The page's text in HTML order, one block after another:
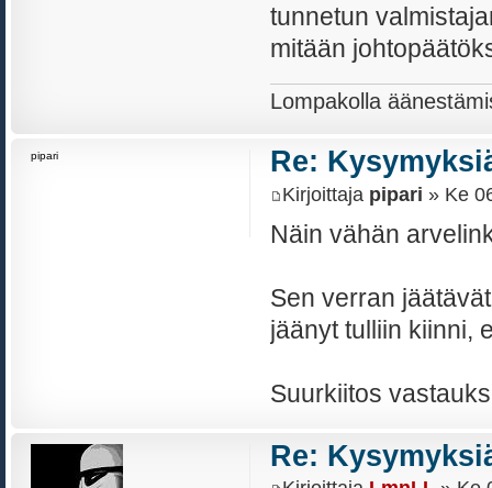
tunnetun
mitään
Lompakolla
Re:
Kirjoittaja pipari » Ke
Näin vähän
Sen verran
jäänyt tulliin kiinni,
Suurkiitos
pipari
Re: